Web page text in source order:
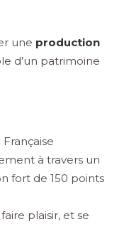
une production
d’un patrimoine
à travers un
fort de 150 points
plaisir, et se